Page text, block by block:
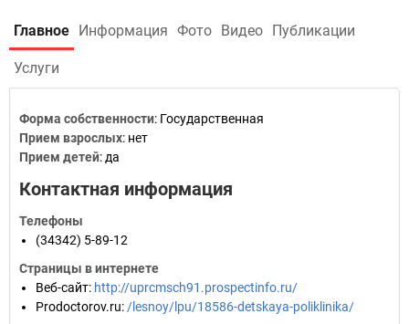
Главное Информация Фото Видео Публикации
Услуги
Форма собственности: Государственная
Прием взрослых: нет
Прием детей: да
Контактная информация
Телефоны
(34342) 5-89-12
Страницы в интернете
Веб-сайт: http://uprcmsch91.prospectinfo.ru/
Prodoctorov.ru: /lesnoy/lpu/18586-detskaya-poliklinika/